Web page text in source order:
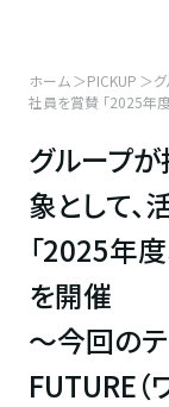
ホーム PICKUP
社員を賞賛 「2025年
グループ
象として
「2025年
を開催
～今回の
FUTURE（